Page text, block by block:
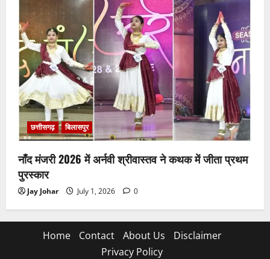
छत्तीसगढ़ बिलासपुर
नाँद मंजरी 2026 में अर्नवी श्रीवास्तव ने कथक में जीता प्रथम
पुरस्कार
Jay Johar July 1, 2026 0
Home Contact About Us
Disclaimer
Privacy Policy